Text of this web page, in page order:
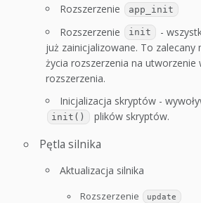
Rozszerzenie app_init
Rozszerzenie init
-
już zainicjalizowane. To zalecany
życia rozszerzenia na utworzenie
rozszerzenia.
Inicjalizacja skryptów -
init() plików skryptów.
Pętla silnika
Aktualizacja silnika
Rozszerzenie update